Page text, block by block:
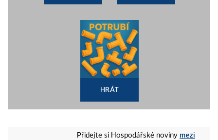
HRÁT
Přidejte si Hospodářské noviny mezi